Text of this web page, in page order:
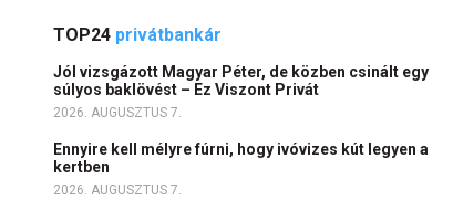
TOP24 privátbankár
Jól vizsgázott Magyar Péter, de közben csinált egy
súlyos baklövést – Ez Viszont Privát
2026. AUGUSZTUS 7.
Ennyire kell mélyre fúrni, hogy ivóvizes kút legyen a
kertben
2026. AUGUSZTUS 7.